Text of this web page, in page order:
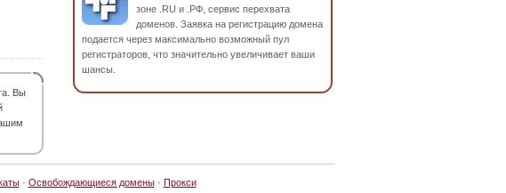
Вы
зоне .RU и .РФ, сервис перехвата
доменов. Заявка на регистрацию домена
подается через максимально возможный пул
регистраторов, что значительно увеличивает ваши
шансы.
· Освобождающиеся домены· Прокси